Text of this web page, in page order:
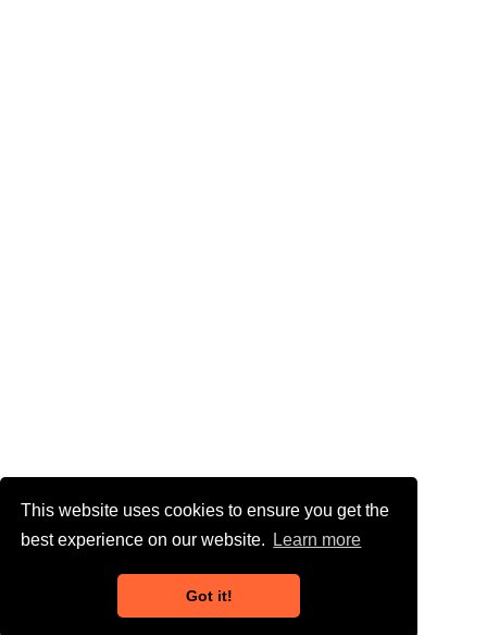
This website uses cookies to ensure you get the
best experience on our website.
Learn more
Got it!